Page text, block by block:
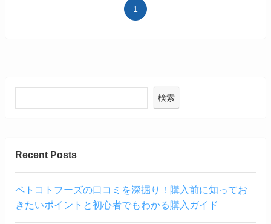
1
検索
Recent Posts
ペトコトフーズの口コミを深掘り！購入前に知ってお
きたいポイントと初心者でもわかる購入ガイド